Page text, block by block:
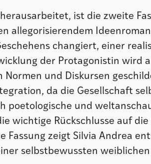
ist die zweite
allegorisierendem
changiert, einer
der Protagonistin wird
Normen und Diskursen
da die Gesellschaft
poetologische und
wichtige Rückschlusse auf
Fassung zeigt Silvia Andrea
selbstbewussten